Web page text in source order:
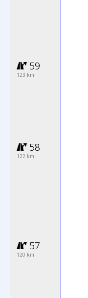
59
123 km
58
122 km
57
120 km